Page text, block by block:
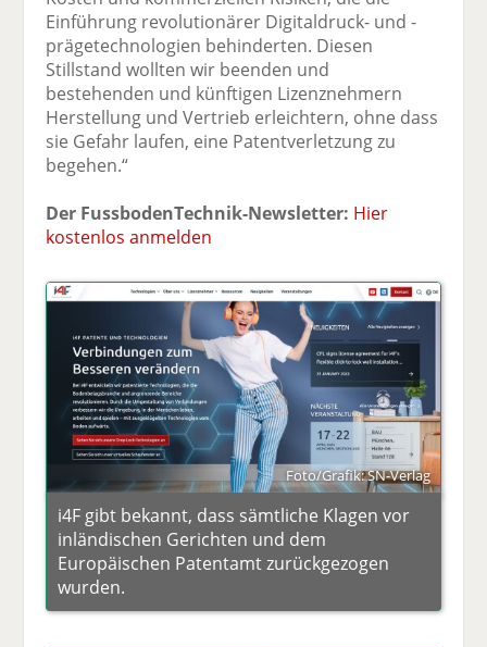
Einführung revolutionärer Digitaldruck- und -
prägetechnologien behinderten. Diesen
Stillstand wollten wir beenden und
bestehenden und künftigen Lizenznehmern
Herstellung und Vertrieb erleichtern, ohne dass
sie Gefahr laufen, eine Patentverletzung zu
begehen.“
Der FussbodenTechnik-Newsletter: Hier
kostenlos anmelden
Foto/Grafik: SN-Verlag
i4F gibt bekannt, dass sämtliche Klagen vor
inländischen Gerichten und dem
Europäischen Patentamt zurückgezogen
wurden.